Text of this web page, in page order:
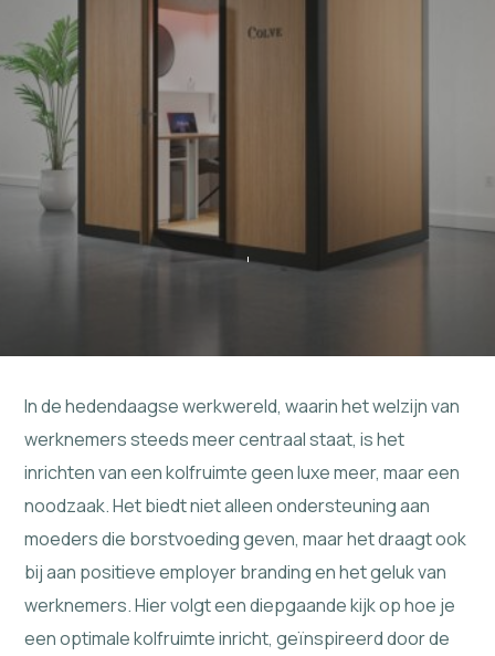
In de hedendaagse werkwereld, waarin het welzijn van
werknemers steeds meer centraal staat, is het
inrichten van een kolfruimte geen luxe meer, maar een
noodzaak. Het biedt niet alleen ondersteuning aan
moeders die borstvoeding geven, maar het draagt ook
bij aan positieve employer branding en het geluk van
werknemers. Hier volgt een diepgaande kijk op hoe je
een optimale kolfruimte inricht, geïnspireerd door de